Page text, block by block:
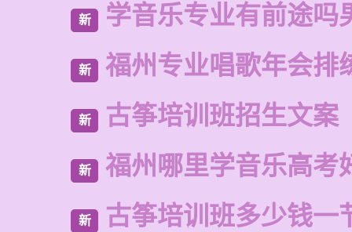
新 学音乐专业有前途吗
新 福州专业唱歌年会排
新 古筝培训班招生文案
新 福州哪里学音乐高考
新 古筝培训班多少钱一